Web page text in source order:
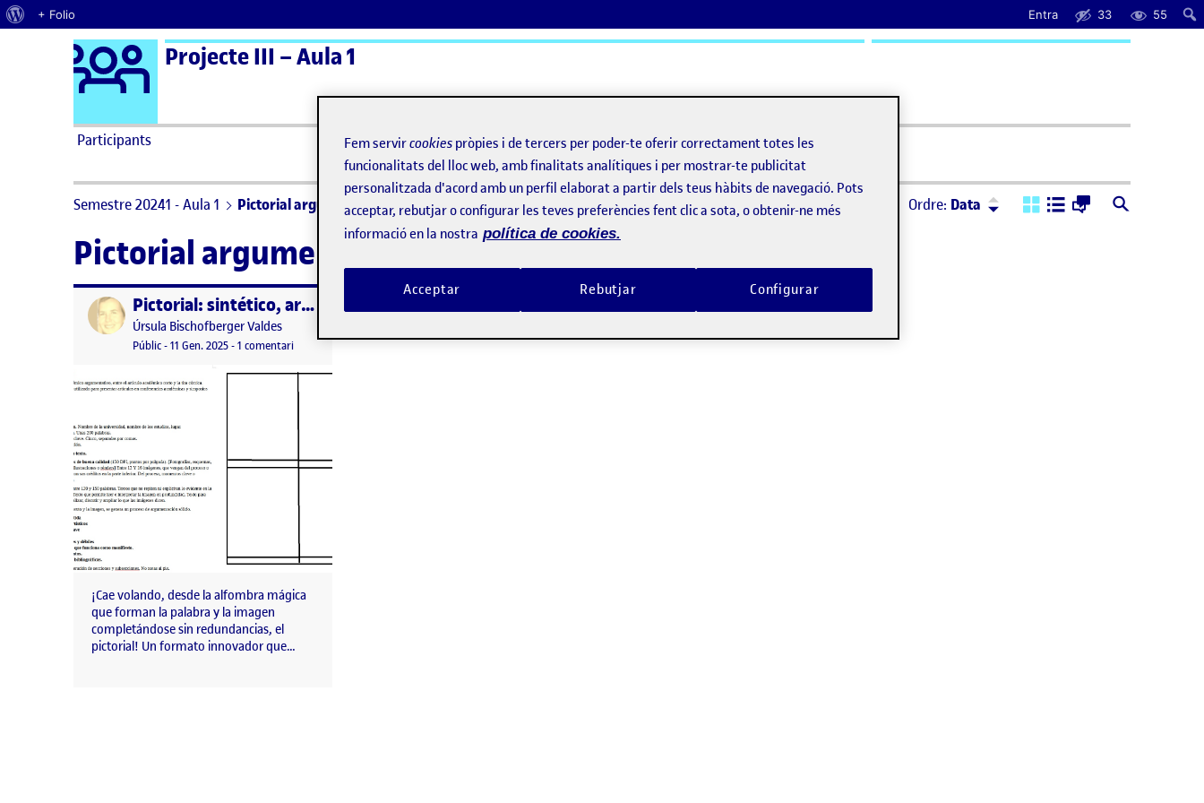
Quant al WordPress
+ Folio Entra 33 55
Saltar al contingut Logo Ágora
Projecte III – Aula 1
Participants ActiFolios Ajuda
Semestre 20241 - Aula 1 Pictorial argumentativo Ordre: Data Ordre: Descendent
Pictorial argumentativo
Publicat per Pictorial: sintético, argumentativo, académico, expresivo
Publicat per
Úrsula Bischofberger Valdes
Visibilitat:
Públic-Data de publicació
11 Gen. 202514 gener, 2025 2:08 am
-1 comentaria Pictorial: sintético, argumentativo, académico, expresivo
¡Cae volando, desde la alfombra mágica
que forman la palabra y la imagen
completándose sin redundancias, el
pictorial! Un formato innovador que…
Fem servircookies pròpies i de tercers per poder-te oferir correctament totes les
funcionalitats del lloc web, amb finalitats analítiques i per mostrar-te publicitat
personalitzada d'acord amb un perfil elaborat a partir dels teus hàbits de navegació. Pots
acceptar, rebutjar o configurar les teves preferències fent clic a sota, o obtenir-ne més
informació en la nostra política de cookies.
Rebutjar
Acceptar Configurar